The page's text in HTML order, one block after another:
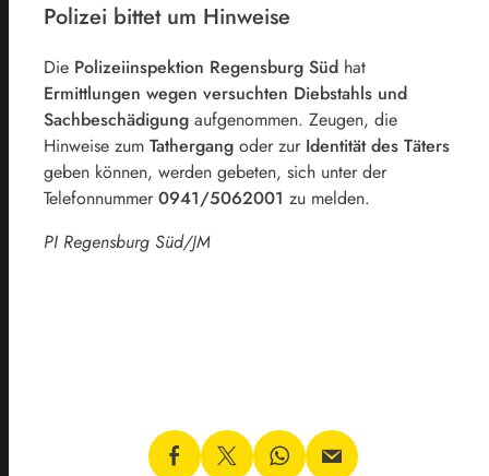
Polizei bittet um Hinweise
Die Polizeiinspektion Regensburg Süd hat
Ermittlungen wegen versuchten Diebstahls und
Sachbeschädigung aufgenommen. Zeugen, die
Hinweise zum Tathergang oder zur Identität des Täters
geben können, werden gebeten, sich unter der
Telefonnummer 0941/5062001 zu melden.
PI Regensburg Süd/JM